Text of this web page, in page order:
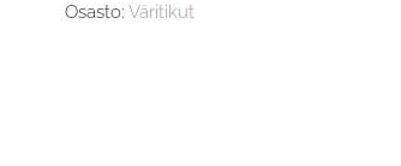
Osasto: Väritikut